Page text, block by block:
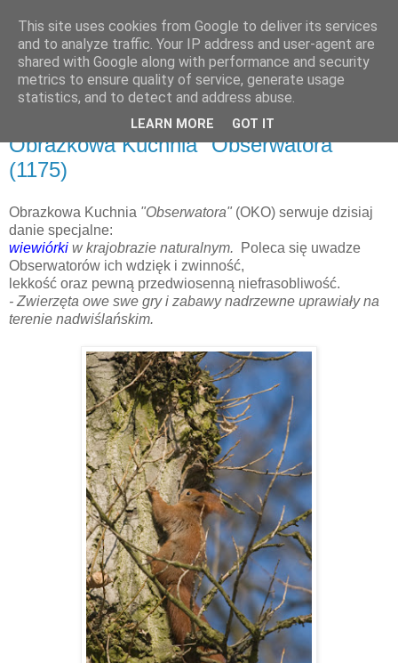
piątek, 22 marca 2013
Obrazkowa Kuchnia "Obserwatora"
(1175)
Obrazkowa Kuchnia "Obserwatora" (OKO) serwuje dzisiaj
danie specjalne:
wiewiórki w krajobrazie naturalnym. Poleca się uwadze
Obserwatorów ich wdzięk i zwinność,
lekkość oraz pewną przedwiosenną niefrasobliwość.
- Zwierzęta owe swe gry i zabawy nadrzewne uprawiały na
terenie nadwiślańskim.
This site uses cookies from Google to deliver its services
and to analyze traffic. Your IP address and user-agent are
shared with Google along with performance and security
metrics to ensure quality of service, generate usage
statistics, and to detect and address abuse.
LEARN MORE GOT IT